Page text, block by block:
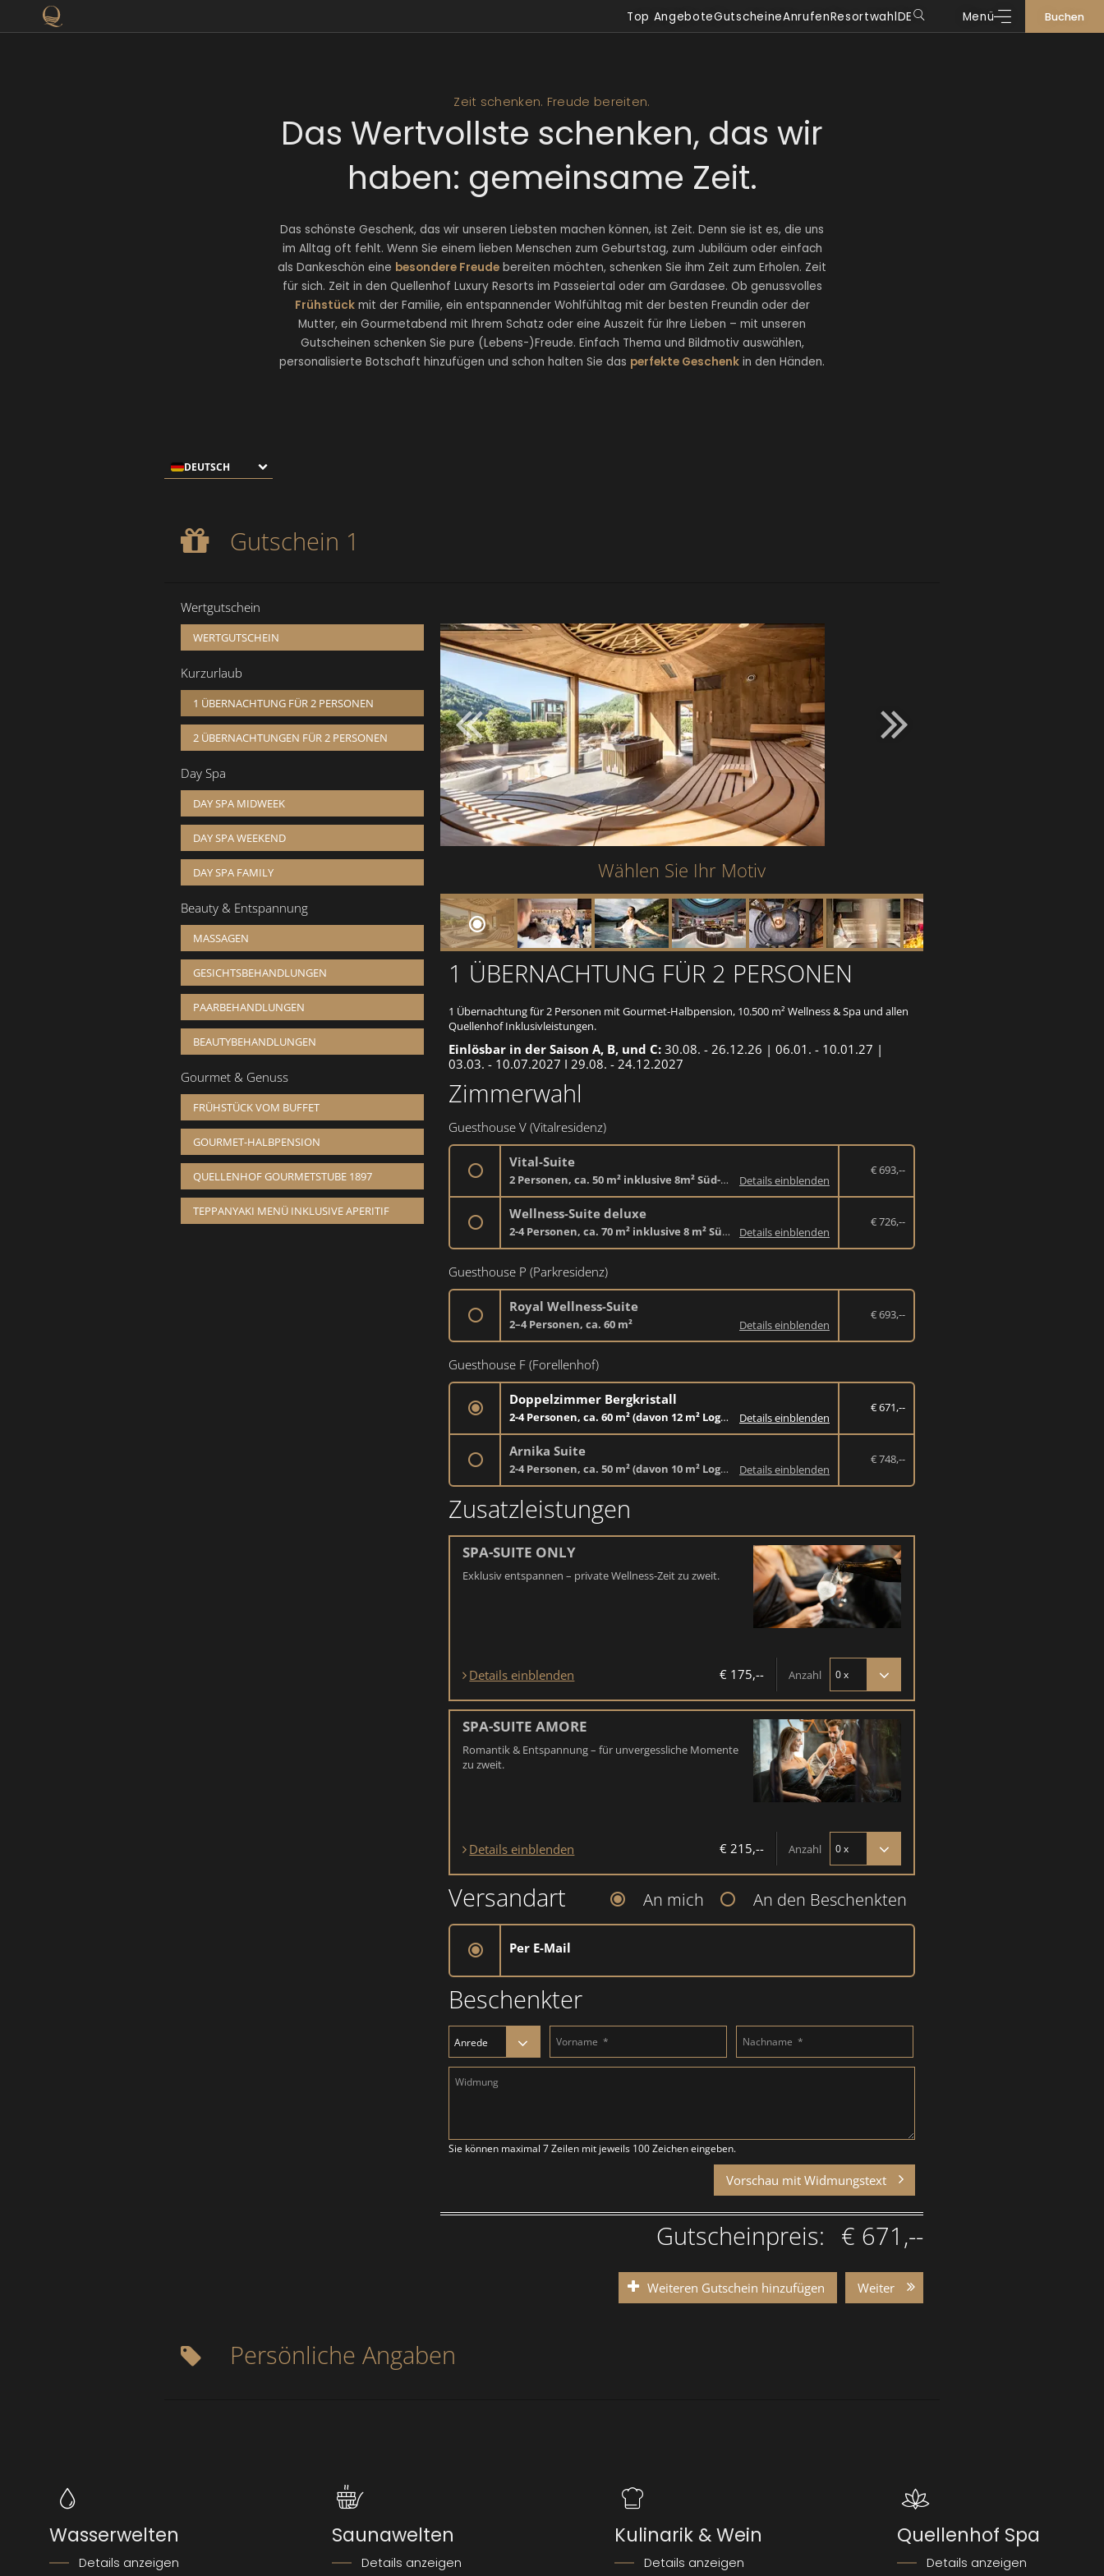
Top AngeboteGutscheineAnrufenResortwahlDE Menü Buchen
Das Wertvollste schenken, das wir
haben: gemeinsame Zeit.
Zeit schenken. Freude bereiten.
Das schönste Geschenk, das wir unseren Liebsten machen können, ist Zeit. Denn sie ist es, die uns
im Alltag oft fehlt. Wenn Sie einem lieben Menschen zum Geburtstag, zum Jubiläum oder einfach
als Dankeschön eine besondere Freude bereiten möchten, schenken Sie ihm Zeit zum Erholen. Zeit
für sich. Zeit in den Quellenhof Luxury Resorts im Passeiertal oder am Gardasee. Ob genussvolles
Frühstückmit der Familie, ein entspannender Wohlfühltag mit der besten Freundin oder der
Mutter, ein Gourmetabend mit Ihrem Schatz oder eine Auszeit für Ihre Lieben – mit unseren
Gutscheinen schenken Sie pure (Lebens-)Freude. Einfach Thema und Bildmotiv auswählen,
personalisierte Botschaft hinzufügen und schon halten Sie das perfekte Geschenk in den Händen.
DEUTSCH
1 ÜBERNACHTUNG FÜR 2 PERSONEN
Gutschein 1
Wertgutschein
WERTGUTSCHEIN
Kurzurlaub
1 ÜBERNACHTUNG FÜR 2 PERSONEN
2 ÜBERNACHTUNGEN FÜR 2 PERSONEN
Day Spa
DAY SPA MIDWEEK
DAY SPA WEEKEND
DAY SPA FAMILY
Beauty & Entspannung
MASSAGEN
GESICHTSBEHANDLUNGEN
PAARBEHANDLUNGEN
BEAUTYBEHANDLUNGEN
Gourmet & Genuss
FRÜHSTÜCK VOM BUFFET
GOURMET-HALBPENSION
QUELLENHOF GOURMETSTUBE 1897
TEPPANYAKI MENÜ INKLUSIVE APERITIF
Wählen Sie Ihr Motiv
1 ÜBERNACHTUNG FÜR 2 PERSONEN
1 Übernachtung für 2 Personen mit Gourmet-Halbpension, 10.500 m² Wellness & Spa und allen
Quellenhof Inklusivleistungen.
Einlösbar in der Saison A, B, und C: 30.08. - 26.12.26 | 06.01. - 10.01.27 |
03.03. - 10.07.2027 I 29.08. - 24.12.2027
Zimmerwahl
Guesthouse V (Vitalresidenz)
€ 693,--
Vital-Suite
Details einblenden
2 Personen, ca. 50 m² inklusive 8m² Süd-Loggia
für 2 Personen, ca. 50 m² (inkl. Loggia), 1-Raum-Suite mit komfortablen Betten, Wohnecke, begehbarem Kleiderschrank und Südloggia. Tief garage im Guesthouse V inklusive.
Variante: Die „Luis Trenker“-Suite besitzt anstelle derBadewanne eine Infrarotkabine. € 726,--
Wellness-Suite deluxe
Details einblenden
2-4 Personen, ca. 70 m² inklusive 8 m² Süd-Loggia
für 2–4 Personen, ca. 70 m² (inkl. Loggia), 1-Raum-Suite mit Luxusbetten von VI-Spring, Wohnecke mit ausziehbarer Couch, begehbarem Kleiderschrank und Südloggia. Tiefgarage im Guesthouse V inklusive. Neu ab 2024: komplett mit Holzboden.
Guesthouse P (Parkresidenz)
€ 693,--
Royal Wellness-Suite
Details einblenden
2–4 Personen, ca. 60 m²
für 2–4 Personen, ca. 60 m², 1-Raum-Suite mit komfortablen Betten, Wohnecke mit ausziehbarer Couch, begehbarem Kleiderschrank, Holzboden und Südloggia. Tiefgarage im Guesthouse P inklusive.
Guesthouse F (Forellenhof)
€ 671,--
Doppelzimmer Bergkristall
Details einblenden
2-4 Personen, ca. 60 m² (davon 12 m² Loggia)
für 2-4 Personen, ca. 60 m² (davon 12 m² Loggia), Schlafzimmer inkl. Wohnecke mit ausziehbarer Couch und separatem Kuschelnest, Badezimmer mit Dusche, teilweise Tages-WC, Holzboden, Südbalkon bzw. Terrasse im Parterre. Tiefgarage unter den Tennisplätzen inklusive.
€ 748,--
Arnika Suite
Details einblenden
2-4 Personen, ca. 50 m² (davon 10 m² Loggia)
für 2-4 Personen, ca. 50 m² (davon 10 m² Loggia), Schlafzimmer inkl. Wohnecke mit ausziehbarer Couch, Badezimmer mit Dusche und Bidet, begehbarer Schrank, Nespresso-Maschine, Südbalkon. Tiefgarage im Guesthouse F inklusive.
Zusatzleistungen
SPA-SUITE ONLY
Exklusiv entspannen – private Wellness-Zeit zu zweit.
€ 175,-- Anzahl
Details einblenden
SPA-SUITE AMORE
Romantik & Entspannung – für unvergessliche Momente
zu zweit.
€ 215,-- Anzahl
Details einblenden
Versandart An den Beschenkten
An mich
Per E-Mail
Beschenkter
Sie können maximal 7 Zeilen mit jeweils 100 Zeichen eingeben.
Vorschau mit Widmungstext
Gutscheinpreis: € 671,--
Weiteren Gutschein hinzufügen Weiter
Persönliche Angaben
Wasserwelten
Details anzeigen
Saunawelten
Details anzeigen
Kulinarik & Wein
Details anzeigen
Quellenhof Spa
Details anzeigen